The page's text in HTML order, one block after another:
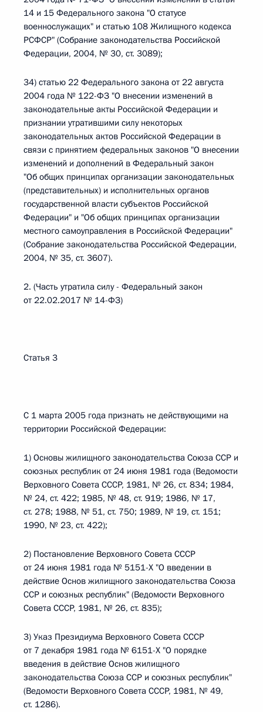
14 и 15 Федерального закона "О статусе
военнослужащих" и статью 108 Жилищного кодекса
РСФСР" (Собрание законодательства Российской
Федерации, 2004, № 30, ст. 3089);
34) статью 22 Федерального закона от 22 августа
2004 года № 122-ФЗ "О внесении изменений в
законодательные акты Российской Федерации и
признании утратившими силу некоторых
законодательных актов Российской Федерации в
связи с принятием федеральных законов "О внесении
изменений и дополнений в Федеральный закон
"Об общих принципах организации законодательных
(представительных) и исполнительных органов
государственной власти субъектов Российской
Федерации" и "Об общих принципах организации
местного самоуправления в Российской Федерации"
(Собрание законодательства Российской Федерации,
2004, № 35, ст. 3607).
2. (Часть утратила силу - Федеральный закон
от 22.02.2017 № 14-ФЗ)
Статья 3
С 1 марта 2005 года признать не действующими на
территории Российской Федерации:
1) Основы жилищного законодательства Союза ССР и
союзных республик от 24 июня 1981 года (Ведомости
Верховного Совета СССР, 1981, № 26, ст. 834; 1984,
№ 24, ст. 422; 1985, № 48, ст. 919; 1986, № 17,
ст. 278; 1988, № 51, ст. 750; 1989, № 19, ст. 151;
1990, № 23, ст. 422);
2) Постановление Верховного Совета СССР
от 24 июня 1981 года № 5151-Х "О введении в
действие Основ жилищного законодательства Союза
ССР и союзных республик" (Ведомости Верховного
Совета СССР, 1981, № 26, ст. 835);
3) Указ Президиума Верховного Совета СССР
от 7 декабря 1981 года № 6151-Х "О порядке
введения в действие Основ жилищного
законодательства Союза ССР и союзных республик"
(Ведомости Верховного Совета СССР, 1981, № 49,
ст. 1286).